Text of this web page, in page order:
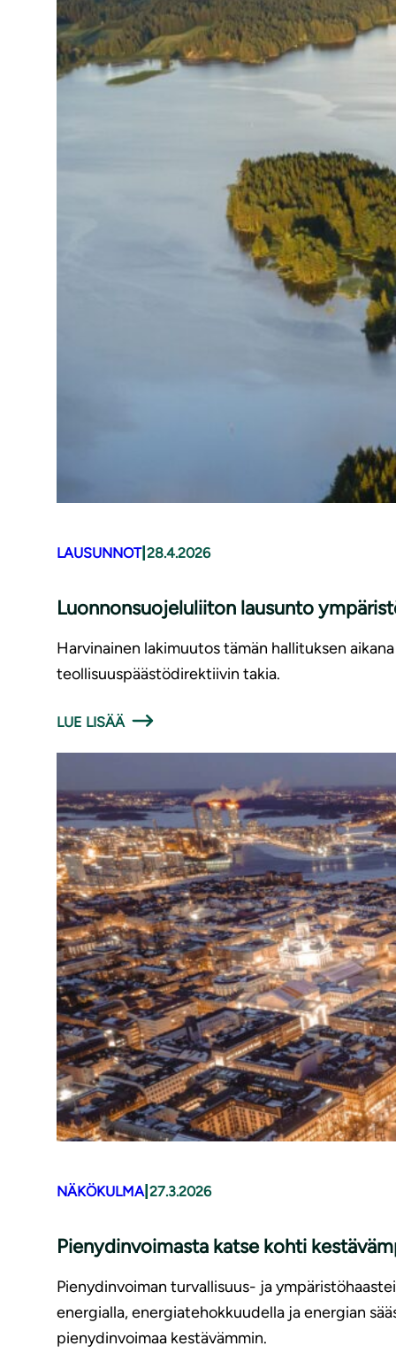
LAUSUNNOT| 28.4.2026
Luonnonsuojeluliiton lausunto
Harvinainen lakimuutos tämän hallituksen
teollisuuspäästödirektiivin takia.
LUE LISÄÄ
NÄKÖKULMA| 27.3.2026
Pienydinvoimasta katse kohti
Pienydinvoiman turvallisuus- ja
energialla, energiatehokkuudella ja energian
pienydinvoimaa kestävämmin.